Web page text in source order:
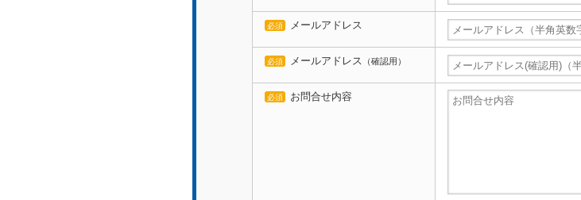
必須 メールアドレス
必須 メールアドレス （確認用）
必須 お問合せ内容